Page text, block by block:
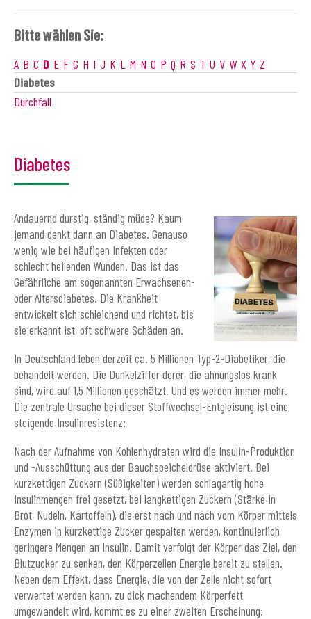
Bitte wählen Sie:
A B C D E F G H I J K L M N O P Q R S T U V W X Y Z
Diabetes
Durchfall
Diabetes
Andauernd durstig, ständig müde? Kaum
jemand denkt dann an Diabetes. Genauso
wenig wie bei häufigen Infekten oder
schlecht heilenden Wunden. Das ist das
Gefährliche am sogenannten Erwachsenen-
oder Altersdiabetes. Die Krankheit
entwickelt sich schleichend und richtet, bis
sie erkannt ist, oft schwere Schäden an.
In Deutschland leben derzeit ca. 5 Millionen Typ-2-Diabetiker, die
behandelt werden. Die Dunkelziffer derer, die ahnungslos krank
sind, wird auf 1,5 Millionen geschätzt. Und es werden immer mehr.
Die zentrale Ursache bei dieser Stoffwechsel-Entgleisung ist eine
steigende Insulinresistenz:
Nach der Aufnahme von Kohlenhydraten wird die Insulin-Produktion
und -Ausschüttung aus der Bauchspeicheldrüse aktiviert. Bei
kurzkettigen Zuckern (Süßigkeiten) werden schlagartig hohe
Insulinmengen frei gesetzt, bei langkettigen Zuckern (Stärke in
Brot, Nudeln, Kartoffeln), die erst nach und nach vom Körper mittels
Enzymen in kurzkettige Zucker gespalten werden, kontinuierlich
geringere Mengen an Insulin. Damit verfolgt der Körper das Ziel, den
Blutzucker zu senken, den Körperzellen Energie bereit zu stellen.
Neben dem Effekt, dass Energie, die von der Zelle nicht sofort
verwertet werden kann, zu dick machendem Körperfett
umgewandelt wird, kommt es zu einer zweiten Erscheinung: